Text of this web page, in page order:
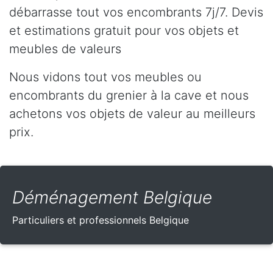
débarrasse tout vos encombrants 7j/7. Devis
et estimations gratuit pour vos objets et
meubles de valeurs
Nous vidons tout vos meubles ou
encombrants du grenier à la cave et nous
achetons vos objets de valeur au meilleurs
prix.
Déménagement Belgique
Particuliers et professionnels Belgique